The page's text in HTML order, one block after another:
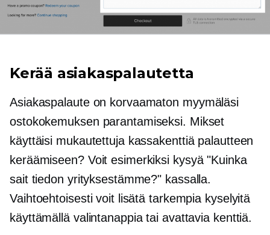
Kerää asiakaspalautetta
Asiakaspalaute on korvaamaton myymäläsi
ostokokemuksen parantamiseksi. Mikset
käyttäisi mukautettuja kassakenttiä palautteen
keräämiseen? Voit esimerkiksi kysyä "Kuinka
sait tiedon yrityksestämme?" kassalla.
Vaihtoehtoisesti voit lisätä tarkempia kyselyitä
käyttämällä valintanappia tai avattavia kenttiä.